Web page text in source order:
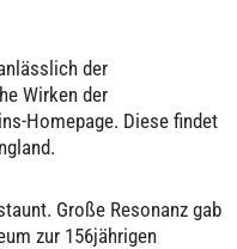
der
Wirken der
Homepage. Diese findet
Große Resonanz gab
zur 156jährigen